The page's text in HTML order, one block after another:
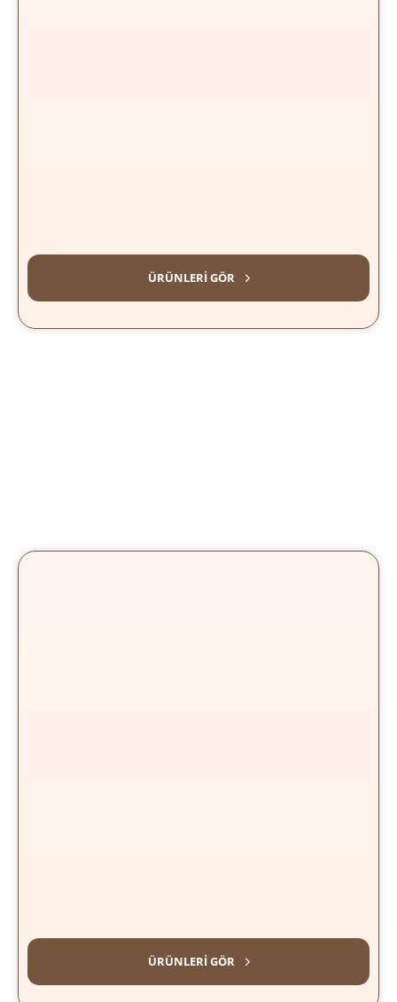
ÜRÜNLERI GÖR
ÜRÜNLERI GÖR